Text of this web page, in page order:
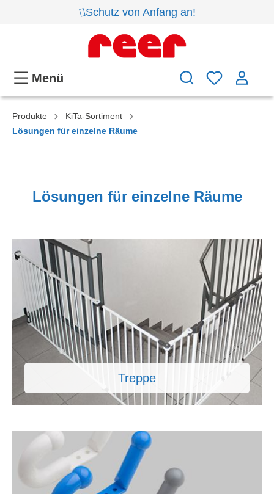
Schutz von Anfang an!
Menü
Produkte
KiTa-Sortiment
Lösungen für einzelne Räume
Lösungen für einzelne Räume
Treppe